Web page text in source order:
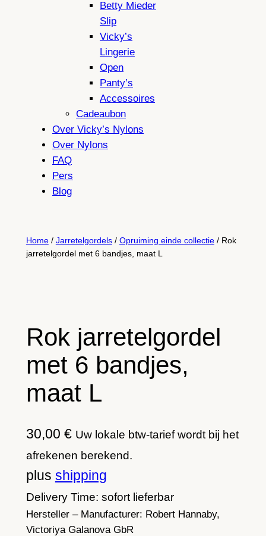
Betty Mieder
Slip
Vicky’s
Lingerie
Open
Panty’s
Accessoires
Cadeaubon
Over Vicky’s Nylons
Over Nylons
FAQ
Pers
Blog
Home/ Jarretelgordels/ Opruiming einde collectie/ Rok
jarretelgordel met 6 bandjes, maat L
Rok jarretelgordel
met 6 bandjes,
maat L
30,00 € Uw lokale btw-tarief wordt bij het
afrekenen berekend.
plus shipping
Delivery Time: sofort lieferbar
Hersteller – Manufacturer: Robert Hannaby,
Victoriya Galanova GbR